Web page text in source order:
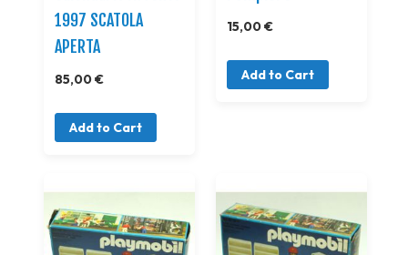
1997 SCATOLA
APERTA
85,00 €
Add to Cart
15,00 €
Add to Cart